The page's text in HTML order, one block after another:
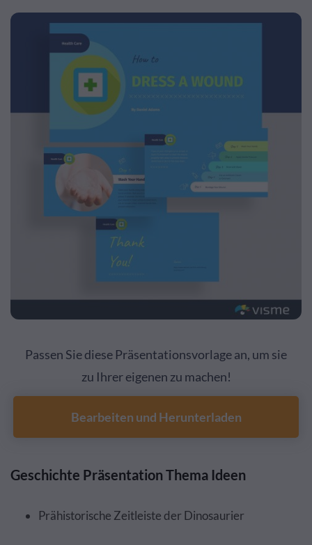
Passen Sie diese Präsentationsvorlage an, um sie
zu Ihrer eigenen zu machen!
Bearbeiten und Herunterladen
Geschichte Präsentation Thema Ideen
Prähistorische Zeitleiste der Dinosaurier